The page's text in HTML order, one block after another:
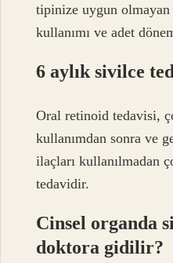
tipinize uygun
kullanımı ve adet
6 aylık sivilce
Oral retinoid tedavisi,
kullanımdan sonra ve
ilaçları kullanılmadan
tedavidir.
Cinsel organda
doktora gidilir?